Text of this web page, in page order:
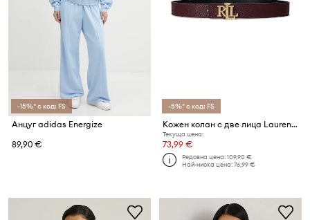
-15%* с код: FS
Анцуг adidas Energize
89,90 €
-5%* с код: FS
Кожен колан с две лица Lauren Ralph Lauren
Текуща цена:
73,99 €
Редовна цена:109,90 €
Най-ниска цена:76,99 €